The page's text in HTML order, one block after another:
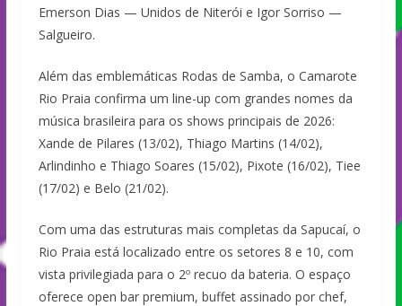
Emerson Dias — Unidos de Niterói e Igor Sorriso —
Salgueiro.
Além das emblemáticas Rodas de Samba, o Camarote
Rio Praia confirma um line-up com grandes nomes da
música brasileira para os shows principais de 2026:
Xande de Pilares (13/02), Thiago Martins (14/02),
Arlindinho e Thiago Soares (15/02), Pixote (16/02), Tiee
(17/02) e Belo (21/02).
Com uma das estruturas mais completas da Sapucaí, o
Rio Praia está localizado entre os setores 8 e 10, com
vista privilegiada para o 2º recuo da bateria. O espaço
oferece open bar premium, buffet assinado por chef,